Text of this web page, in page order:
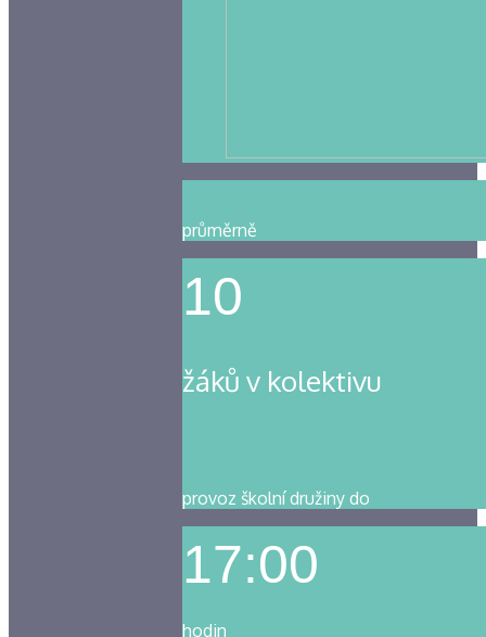
průměrně
10
žáků v kolektivu
provoz školní družiny do
17:00
hodin